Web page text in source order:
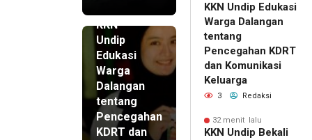
KKN
Undip
Edukasi
Warga
Dalangan
tentang
Pencegahan
KDRT dan
KKN Undip Edukasi
Warga Dalangan
tentang
Pencegahan KDRT
dan Komunikasi
Keluarga
3 Redaksi
32 menit lalu
KKN Undip Bekali